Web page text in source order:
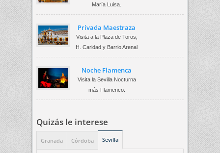
María Luisa.
Privada Maestraza
Visita a la Plaza de Toros,
H. Caridad y Barrio Arenal
Noche Flamenca
Visita la Sevilla Nocturna
más Flamenco.
Quizás le interese
Granada Córdoba Sevilla